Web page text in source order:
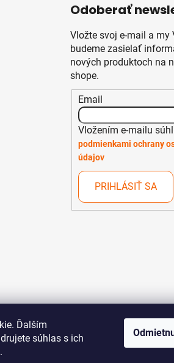
Ďalším
súhlas s ich
.
Odoberať
Vložte svoj e-mail a my
budeme zasielať
nových produktoch na
shope.
Email
Vložením e-mailu
podmienkami ochrany
údajov
PRIHLÁSIŤ SA